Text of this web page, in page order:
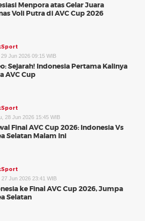
Menpora atas Gelar Juara
Voli Putra di AVC Cup 2026
29 Jun 2026 09:15 WIB
Sejarah! Indonesia Pertama Kalinya
AVC Cup
28 Jun 2026 15:45 WIB
Final AVC Cup 2026: Indonesia Vs
Selatan Malam Ini
27 Jun 2026 23:41 WIB
ke Final AVC Cup 2026, Jumpa
Selatan